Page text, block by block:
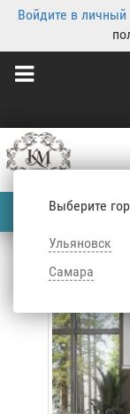
Войдите в личный
Выберите
Ульяновск
Самара